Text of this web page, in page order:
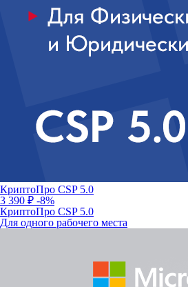
КриптоПро CSP 5.0
3 390 ₽ -8%
КриптоПро CSP 5.0
Для одного рабочего места